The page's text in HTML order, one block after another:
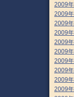
2009
2009
2009
2009
2009
2009
2009
2009
2009
2009